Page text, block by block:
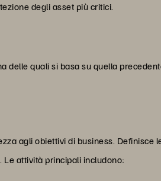
degli asset più critici.
delle quali si basa su quella
agli obiettivi di business. Definisce
attività principali includono: